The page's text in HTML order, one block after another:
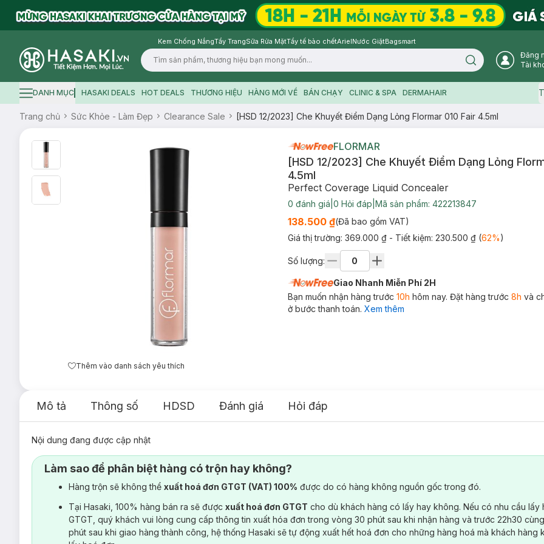
Kem Chống NắngTẩy TrangSữa Rửa MặtTẩy tế bào chếtArielNước GiặtBagsmart
Logo
Search icon
Đăng
Tài
Hamburger icon
DANH MỤC HASAKI DEALS HOT DEALS THƯƠNG HIỆU HÀNG MỚI VỀ BÁN CHẠY CLINIC & SPA DERMAHAIR
Trang chủ Sức Khỏe - Làm Đẹp Clearance Sale [HSD 12/2023] Che Khuyết Điểm Dạng Lỏng Flormar 010 Fair 4.5ml
Thêm vào danh sách yêu thích
FLORMAR
[HSD 12/2023] Che Khuyết Điểm Dạng Lỏng
4.5ml
Perfect Coverage Liquid Concealer
0 đánh giá 0 Hỏi đáp Mã sản phẩm: 422213847
138.500 ₫(Đã bao gồm VAT)
Giá thị trường: 369.000 ₫ - Tiết kiệm: 230.500 ₫(62%)
Số lượng:
Giao Nhanh Miễn Phí 2H
Bạn muốn nhận hàng trước 10h hôm nay. Đặt hàng trước 8h và
ở bước thanh toán. Xem thêm
Mô tả Thông số HDSD Đánh giá Hỏi đáp
Nội dung đang được cập nhật
Làm sao để phân biệt hàng có trộn hay không?
Hàng trộn sẽ không thể xuất hoá đơn GTGT (VAT) 100% được do có hàng không nguồn gốc trong đó.
Tại Hasaki, 100% hàng bán ra sẽ được xuất hoá đơn GTGT cho dù khách hàng có lấy hay không. Nếu có nhu cầu lấy
GTGT, quý khách vui lòng cung cấp thông tin xuất hóa đơn trong vòng 30 phút sau khi nhận hàng và trước 22h30
phút sau khi giao hàng thành công, hệ thống Hasaki sẽ tự động xuất hết hoá đơn cho những hàng hoá mà khách hàng